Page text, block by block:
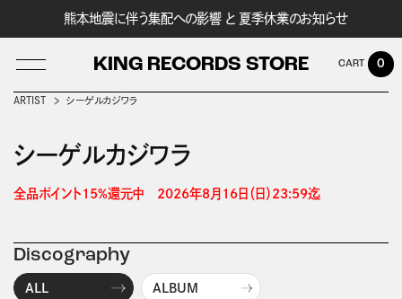
熊本地震に伴う集配への影響 と 夏季休業のお知らせ
KING RECORDS STORE 0
ARTIST シーゲルカジワラ
シーゲルカジワラ
全品ポイント15%還元中　2026年8月16日（日）23:59迄
Discography
ALL ALBUM